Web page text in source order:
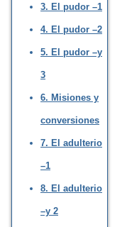
3. El pudor –1
4. El pudor –2
5. El pudor –y
3
6. Misiones y
conversiones
7. El adulterio
–1
8. El adulterio
–y 2